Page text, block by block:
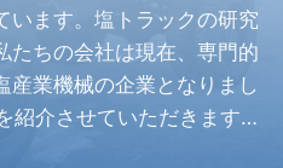
います。塩トラックの研究
たちの会社は現在、専門的
産業機械の企業となりまし
紹介させていただきます…